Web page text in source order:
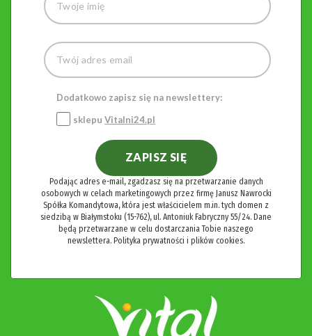
Dodatkowo zapisz się na newslettery:
sklepu Vitalni24.pl
ZAPISZ SIĘ
Podając adres e-mail, zgadzasz się na przetwarzanie danych
osobowych w celach marketingowych przez firmę Janusz Nawrocki
Spółka Komandytowa, która jest właścicielem m.in. tych domen z
siedzibą w Białymstoku (15-762), ul. Antoniuk Fabryczny 55/24. Dane
będą przetwarzane w celu dostarczania Tobie naszego
newslettera. Polityka prywatności i plików cookies.